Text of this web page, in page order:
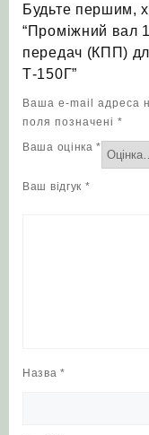
Будьте першим,
“Проміжний вал
передач (КПП)
Т‑150Г”
Ваша e-mail адреса
поля позначені *
Ваша оцінка*
Ваш відгук *
Назва*